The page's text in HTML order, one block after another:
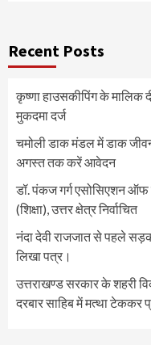
Recent Posts
कृष्णा हाउसकीपिंग के मालिक
मुकदमा दर्ज
चमोली डाक मंडल में डाक
अगस्त तक करें आवेदन
डॉ. पंकज गर्ग एसोसिएशन
(शिक्षा), उत्तर क्षेत्र निर्वाचित
नंदा देवी राजजात से पहले
लिखा पत्र।
उत्तराखण्ड सरकार के शहरी
दरबार साहिब में मत्था टेककर